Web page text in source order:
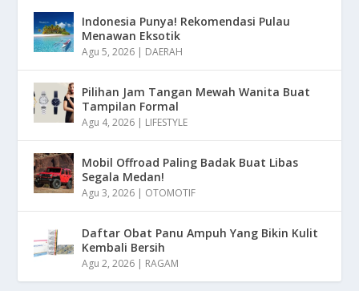
Indonesia Punya! Rekomendasi Pulau
Menawan Eksotik
Agu 5, 2026 | DAERAH
Pilihan Jam Tangan Mewah Wanita Buat
Tampilan Formal
Agu 4, 2026 | LIFESTYLE
Mobil Offroad Paling Badak Buat Libas
Segala Medan!
Agu 3, 2026 | OTOMOTIF
Daftar Obat Panu Ampuh Yang Bikin Kulit
Kembali Bersih
Agu 2, 2026 | RAGAM